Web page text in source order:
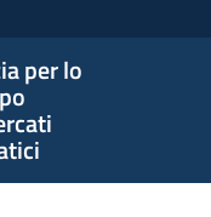
per lo